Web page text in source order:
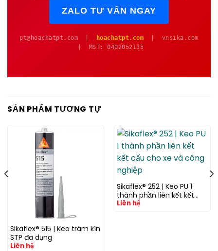
ZALO TƯ VẤN NGAY
pt@hoachatpt.com | hoachatpt.com | vnsika.com
| MST: 0402052135
SẢN PHẨM TƯƠNG TỰ
Sikaflex® 515 | Keo trám kín
STP đa dụng
Liên hệ
Sikaflex® 252 | Keo PU 1
thành phần liên kết kết
cấu cho xe và công
Liên hệ